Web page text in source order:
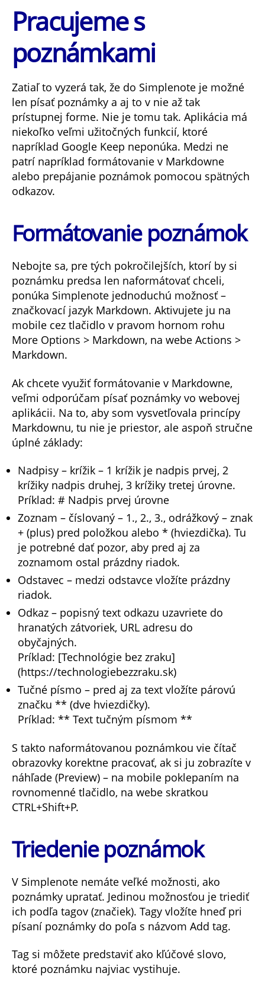
Pracujeme s
poznámkami
Zatiaľ to vyzerá tak, že do Simplenote je možné
len písať poznámky a aj to v nie až tak
prístupnej forme. Nie je tomu tak. Aplikácia má
niekoľko veľmi užitočných funkcií, ktoré
napríklad Google Keep neponúka. Medzi ne
patrí napríklad formátovanie v Markdowne
alebo prepájanie poznámok pomocou spätných
odkazov.
Formátovanie poznámok
Nebojte sa, pre tých pokročilejších, ktorí by si
poznámku predsa len naformátovať chceli,
ponúka Simplenote jednoduchú možnosť –
značkovací jazyk Markdown. Aktivujete ju na
mobile cez tlačidlo v pravom hornom rohu
More Options > Markdown, na webe Actions >
Markdown.
Ak chcete využiť formátovanie v Markdowne,
veľmi odporúčam písať poznámky vo webovej
aplikácii. Na to, aby som vysvetľovala princípy
Markdownu, tu nie je priestor, ale aspoň stručne
úplné základy:
Nadpisy – krížik – 1 krížik je nadpis prvej, 2
krížiky nadpis druhej, 3 krížiky tretej úrovne.
Príklad: # Nadpis prvej úrovne
Zoznam – číslovaný – 1., 2., 3., odrážkový – znak
+ (plus) pred položkou alebo * (hviezdička). Tu
je potrebné dať pozor, aby pred aj za
zoznamom ostal prázdny riadok.
Odstavec – medzi odstavce vložíte prázdny
riadok.
Odkaz – popisný text odkazu uzavriete do
hranatých zátvoriek, URL adresu do
obyčajných.
Príklad: [Technológie bez zraku]
(https://technologiebezzraku.sk)
Tučné písmo – pred aj za text vložíte párovú
značku ** (dve hviezdičky).
Príklad: ** Text tučným písmom **
S takto naformátovanou poznámkou vie čítač
obrazovky korektne pracovať, ak si ju zobrazíte v
náhľade (Preview) – na mobile poklepaním na
rovnomenné tlačidlo, na webe skratkou
CTRL+Shift+P.
Triedenie poznámok
V Simplenote nemáte veľké možnosti, ako
poznámky upratať. Jedinou možnosťou je triediť
ich podľa tagov (značiek). Tagy vložíte hneď pri
písaní poznámky do poľa s názvom Add tag.
Tag si môžete predstaviť ako kľúčové slovo,
ktoré poznámku najviac vystihuje.